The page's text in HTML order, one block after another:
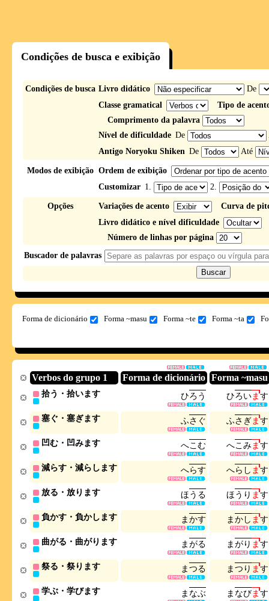
Condições de busca e exibição
Condições de busca Livro didático
De
Classe gramatical
Tipo de
Comprimento da palavra
Nível de dificuldade De
Antigo Noryoku Shiken De Até
Modos de exibição Ordem de exibição
Customizar 1. 2.
Opções Variações de acento
Curva de
Livro didático e nível dificuldade
Número de linhas por página
Buscador de palavras
Forma de dicionário Forma ~masu Forma ~te Forma ~ta
Verbos do grupo 1 Forma de dicionário Forma ~masu
拾う・拾います ひろ う ひろいます
塞ぐ・塞ぎます ふさ ぐ ふさ ぎます
凹む・凹みます へこ む へこ みます
減らす・減らします へらす へら し ます
放る・放ります ほう る ほう り ます
負かす・負かします まかす まかし ます
曲がる・曲がります まがる まがり ます
祭る・祭ります まつる まつ り ます
学ぶ・学びます ま なぶ ま なびます